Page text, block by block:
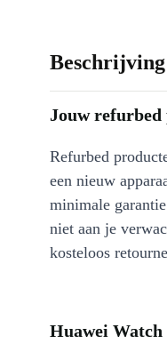
Beschrijving
Jouw refurbed
Refurbed
een nieuw
minimale
niet aan je
kosteloos
Huawei